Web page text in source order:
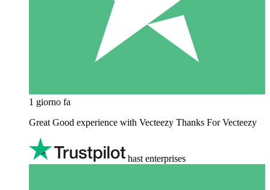
1 giorno fa
Great Good experience with Vecteezy Thanks For Vecteezy
hast enterprises